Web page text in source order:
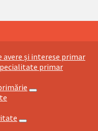
avere și interese primar
primar